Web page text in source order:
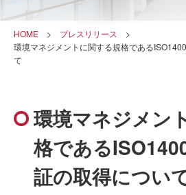
HOME > プレスリリース
>
環境マネジメントに関する規格である
て
環境マネジメン
格である
証の取得につい